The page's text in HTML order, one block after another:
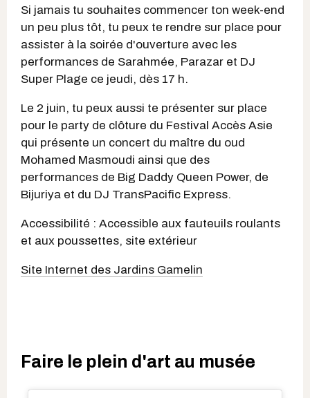
Si jamais tu souhaites commencer ton week-end
un peu plus tôt, tu peux te rendre sur place pour
assister à la soirée d'ouverture avec les
performances de Sarahmée, Parazar et DJ
Super Plage ce jeudi, dès 17 h.
Le 2 juin, tu peux aussi te présenter sur place
pour le party de clôture du Festival Accès Asie
qui présente un concert du maître du oud
Mohamed Masmoudi ainsi que des
performances de Big Daddy Queen Power, de
Bijuriya et du DJ TransPacific Express.
Accessibilité : Accessible aux fauteuils roulants
et aux poussettes, site extérieur
Site Internet des Jardins Gamelin
Faire le plein d'art au musée